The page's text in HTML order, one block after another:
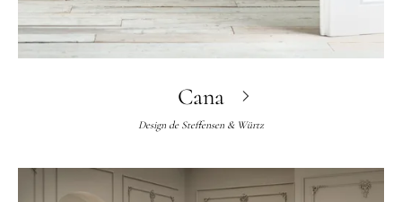
Cana
Design de Steffensen & Würtz